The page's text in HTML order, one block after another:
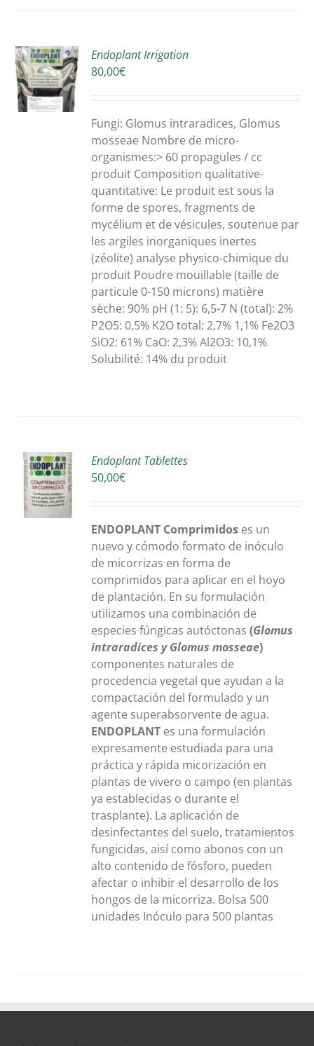
Endoplant Irrigation
80,00€
Fungi: Glomus intraradices, Glomus
mosseae Nombre de micro-
organismes:> 60 propagules / cc
produit Composition qualitative-
quantitative: Le produit est sous la
forme de spores,fragments de
mycélium et de vésicules, soutenue par
les argiles inorganiques inertes
(zéolite)analyse physico-chimique du
produit Poudre mouillable (taille de
particule 0-150 microns) matière
sèche: 90% pH (1: 5): 6,5-7 N (total): 2%
P2O5: 0,5% K2O total: 2,7% 1,1% Fe2O3
SiO2: 61% CaO: 2,3% Al2O3: 10,1%
Solubilité: 14% du produit
Endoplant Tablettes
50,00€
ENDOPLANT Comprimidos es un
nuevo y cómodo formato de inóculo
de micorrizas en forma de
comprimidos para aplicar en el hoyo
de plantación. En su formulación
utilizamos una combinación de
especies fúngicas autóctonas(Glomus
intraradices y Glomus mosseae)
componentes naturales de
procedencia vegetal que ayudan a la
compactación del formulado y un
agente superabsorvente de agua.
ENDOPLANT es una formulación
expresamente estudiada para una
práctica y rápida micorización en
plantas de vivero o campo (en plantas
ya establecidas o durante el
trasplante). La aplicación de
desinfectantes del suelo, tratamientos
fungicidas, aisí como abonos con un
alto contenido de fósforo, pueden
afectar o inhibir el desarrollo de los
hongos de la micorriza. Bolsa 500
unidades Inóculo para 500 plantas